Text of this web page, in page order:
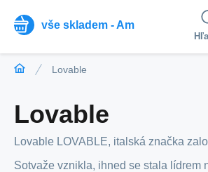
vše skladem - Am
Lovable
Lovable
Lovable LOVABLE, italská značka
Sotvaže vznikla, ihned se stala lídrem